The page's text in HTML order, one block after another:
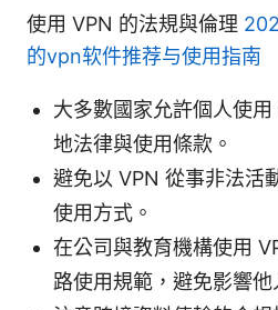
使用 VPN 的法規與倫理
的vpn软件推荐与使用指南
大多數國家允許個人使
地法律與使用條款。
避免以 VPN 從事非法活
使用方式。
在公司與教育機構使用
路使用規範，避免影響他